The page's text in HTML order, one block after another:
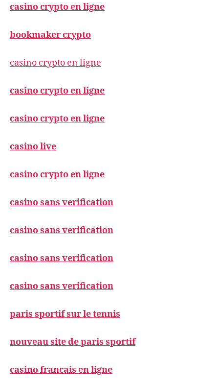
casino crypto en ligne
bookmaker crypto
casino crypto en ligne
casino crypto en ligne
casino crypto en ligne
casino live
casino crypto en ligne
casino sans verification
casino sans verification
casino sans verification
casino sans verification
paris sportif sur le tennis
nouveau site de paris sportif
casino francais en ligne